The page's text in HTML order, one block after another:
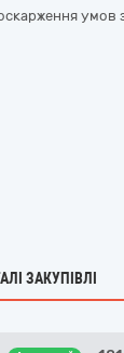
умов
ЗАКУПІВЛІ